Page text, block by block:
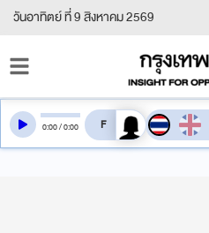
วันอาทิตย์ ที่ 9 สิงหาคม 2569
0:00/0:00 สลับเสียงอ่าน